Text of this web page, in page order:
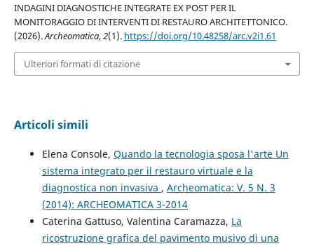
INDAGINI DIAGNOSTICHE INTEGRATE EX POST PER IL
MONITORAGGIO DI INTERVENTI DI RESTAURO ARCHITETTONICO.
(2026).Archeomatica,2(1). https://doi.org/10.48258/arc.v2i1.61
Ulteriori formati di citazione
Articoli simili
Elena Console, Quando la tecnologia sposa l'arte Un
sistema integrato per il restauro virtuale e la
diagnostica non invasiva , Archeomatica: V. 5 N. 3
(2014): ARCHEOMATICA 3-2014
Caterina Gattuso, Valentina Caramazza, La
ricostruzione grafica del pavimento musivo di una